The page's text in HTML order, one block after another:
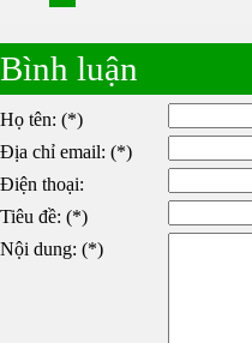
Bình luận
Họ tên: (*)
Địa chỉ email: (*)
Điện thoại:
Tiêu đề: (*)
Nội dung: (*)